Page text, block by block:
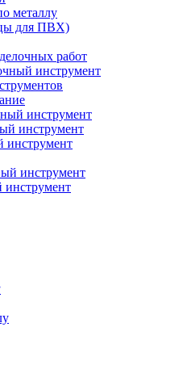
металлу
для ПВХ)
работ
инструмент
инструмент
инструмент
инструмент
инструмент